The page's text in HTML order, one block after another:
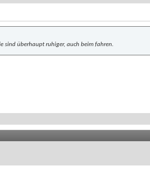
sind überhaupt ruhiger, auch beim fahren.